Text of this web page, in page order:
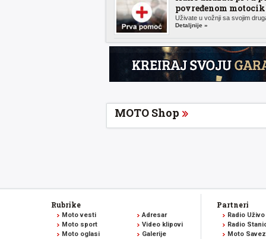
povređenom
Uživate u vožnji sa svojim
Detaljnije »
MOTO Shop
Rubrike
Moto vesti
Moto sport
Moto oglasi
Adresar
Video klipovi
Galerije
Partneri
Radio Uživo
Radio
Moto